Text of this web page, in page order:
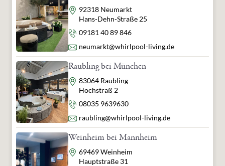
Adresse
92318 Neumarkt
Hans-Dehn-Straße 25
Telefon
09181 40 89 846
E-Mail
neumarkt@whirlpool-living.de
Raubling bei München
Adresse
83064 Raubling
Hochstraß 2
Telefon
08035 9639630
E-Mail
raubling@whirlpool-living.de
Weinheim bei Mannheim
Adresse
69469 Weinheim
Hauptstraße 31